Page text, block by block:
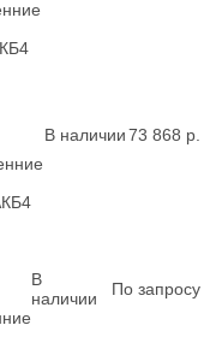
4
4
В наличии73 868 р.
В
наличии
По запросу